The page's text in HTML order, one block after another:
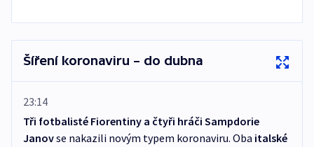
Šíření koronaviru – do dubna
23:14
Tři fotbalisté Fiorentiny a čtyři hráči Sampdorie
Janovse nakazili novým typem koronaviru. Oba italské